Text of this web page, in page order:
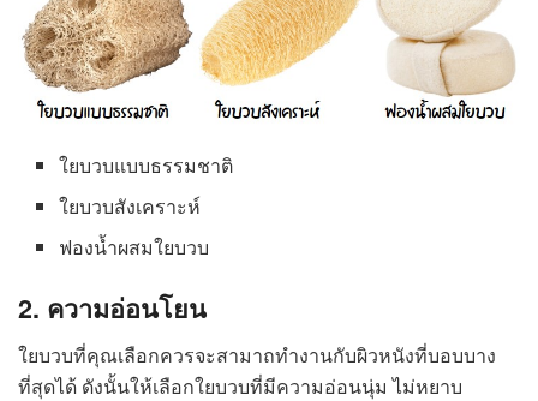
ใยบวบแบบธรรมชาติ
ใยบวบสังเคราะห์
ฟองน้ำผสมใยบวบ
2. ความอ่อนโยน
ใยบวบที่คุณเลือกควรจะสามาถทำงานกับผิวหนังที่บอบบาง
ที่สุดได้ ดังนั้นให้เลือกใยบวบที่มีความอ่อนนุ่ม ไม่หยาบ